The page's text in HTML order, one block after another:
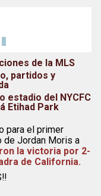
de la MLS
partidos y
estadio del NYCFC
Etihad Park
para el primer
de Jordan Moris a
la victoria por 2-
de California.